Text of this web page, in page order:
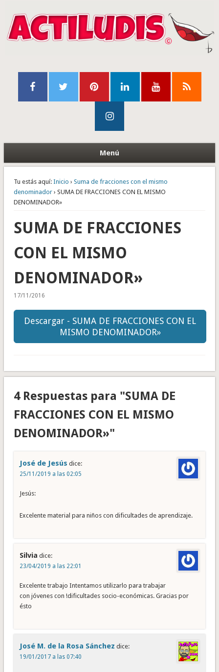
Menú
Tu estás aquí: Inicio › Suma de fracciones con el mismo
denominador› SUMA DE FRACCIONES CON EL MISMO
DENOMINADOR»
SUMA DE FRACCIONES
CON EL MISMO
DENOMINADOR»
17/11/2016
Descargar - SUMA DE FRACCIONES CON EL
MISMO DENOMINADOR»
4 Respuestas para "SUMA DE
FRACCIONES CON EL MISMO
DENOMINADOR»"
José de Jesús dice:
25/11/2019 a las 02:05
Jesús:
Excelente material para niños con dificultades de aprendizaje.
Silvia dice:
23/04/2019 a las 22:01
Excelente trabajo Intentamos utilizarlo para trabajar
con jóvenes con !dificultades socio-económicas. Gracias por
ésto
José M. de la Rosa Sánchez dice:
19/01/2017 a las 07:40